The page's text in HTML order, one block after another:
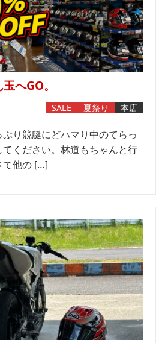
へGO。
SALE 夏祭り 本店
り競艇にどハマり中のてらっ
てください。林道もちゃんと行
て他の […]